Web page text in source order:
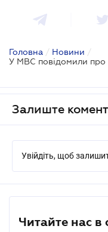
Головна / Новини /
Залиште
Увійдіть, щоб
Читайте нас